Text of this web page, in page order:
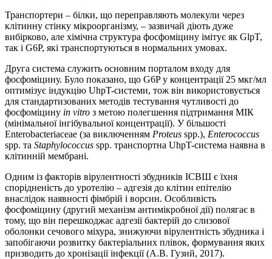
Транспортери – білки, що переправляють молекули через
клітинну стінку мікроорганізму, – зазвичай діють дуже
вибірково, але хімічна структура фосфоміцину імітує як GlpT,
так і G6P, які транспортуються в нормальних умовах.
Друга система служить основним порталом входу для
фосфоміцину. Було показано, що G6P у концентрації 25 мкг/мл
оптимізує індукцію UhpT-системи, тож він використовується
для стандартизованих методів тестування чутливості до
фосфоміцину in vitro з метою полегшення підтримання МІК
(мінімальної інгібувальної концентрації). У більшості
Enterobacteriaceae (за виключенням Proteus spp.), Enterococcus
spp. та Staphylococcus spp. транспортна UhpT-система наявна в
клітинній мембрані.
Одним із факторів вірулентності збудників ІСВШ є їхня
спорідненість до уротелію – адгезія до клітин епітелію
внаслідок наявності фімбрій і ворсин. Особливість
фосфоміцину (другий механізм антимікробної дії) полягає в
тому, що він перешкоджає адгезії бактерій до слизової
оболонки сечового міхура, знижуючи вірулентність збудника і
запобігаючи розвитку бактеріальних плівок, формування яких
призводить до хронізації інфекції (А.В. Гузий, 2017).